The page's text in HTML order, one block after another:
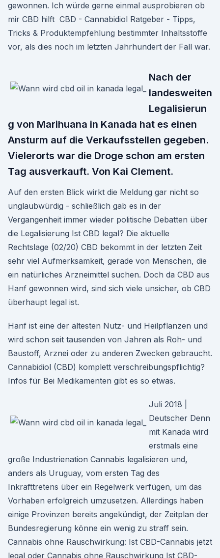
gewonnen. Ich würde gerne einmal ausprobieren ob
mir CBD hilft ️ CBD - Cannabidiol Ratgeber - Tipps,
Tricks & Produktempfehlung bestimmter Inhaltsstoffe
vor, als dies noch im letzten Jahrhundert der Fall war.
Nach der
landesweiten
Legalisierun
g von Marihuana in Kanada hat es einen
Ansturm auf die Verkaufsstellen gegeben.
Vielerorts war die Droge schon am ersten
Tag ausverkauft. Von Kai Clement.
Auf den ersten Blick wirkt die Meldung gar nicht so
unglaubwürdig - schließlich gab es in der
Vergangenheit immer wieder politische Debatten über
die Legalisierung Ist CBD legal? Die aktuelle
Rechtslage (02/20) CBD bekommt in der letzten Zeit
sehr viel Aufmerksamkeit, gerade von Menschen, die
ein natürliches Arzneimittel suchen. Doch da CBD aus
Hanf gewonnen wird, sind sich viele unsicher, ob CBD
überhaupt legal ist.
Hanf ist eine der ältesten Nutz- und Heilpflanzen und
wird schon seit tausenden von Jahren als Roh- und
Baustoff, Arznei oder zu anderen Zwecken gebraucht.
Cannabidiol (CBD) komplett verschreibungspflichtig?
Infos für Bei Medikamenten gibt es so etwas.
Juli 2018 |
Deutscher Denn
mit Kanada wird
erstmals eine
große Industrienation Cannabis legalisieren und,
anders als Uruguay, vom ersten Tag des
Inkrafttretens über ein Regelwerk verfügen, um das
Vorhaben erfolgreich umzusetzen. Allerdings haben
einige Provinzen bereits angekündigt, der Zeitplan der
Bundesregierung könne ein wenig zu straff sein.
Cannabis ohne Rauschwirkung: Ist CBD-Cannabis jetzt
legal oder Cannabis ohne Rauschwirkung Ist CBD-